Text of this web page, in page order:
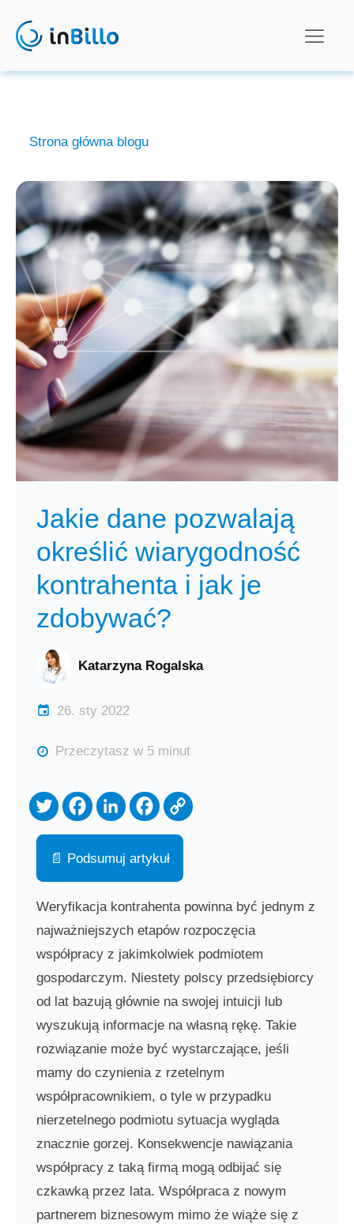
Strona główna blogu
Jakie dane pozwalają
określić wiarygodność
kontrahenta i jak je
zdobywać?
Katarzyna Rogalska
26. sty 2022
Przeczytasz w 5 minut
📄 Podsumuj artykuł
Weryfikacja kontrahenta powinna być jednym z
najważniejszych etapów rozpoczęcia
współpracy z jakimkolwiek podmiotem
gospodarczym. Niestety polscy przedsiębiorcy
od lat bazują głównie na swojej intuicji lub
wyszukują informacje na własną rękę. Takie
rozwiązanie może być wystarczające, jeśli
mamy do czynienia z rzetelnym
współpracownikiem, o tyle w przypadku
nierzetelnego podmiotu sytuacja wygląda
znacznie gorzej. Konsekwencje nawiązania
współpracy z taką firmą mogą odbijać się
czkawką przez lata. Współpraca z nowym
partnerem biznesowym mimo że wiąże się z